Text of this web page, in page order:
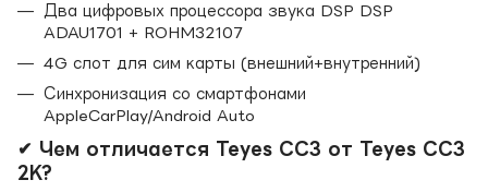
Два цифровых процессора звука DSP DSP
ADAU1701 + ROHM32107
4G слот для сим карты (внешний+внутренний)
Синхронизация со смартфонами
AppleCarPlay/Android Auto
✔ Чем отличается Teyes CC3 от Teyes CC3
2K?